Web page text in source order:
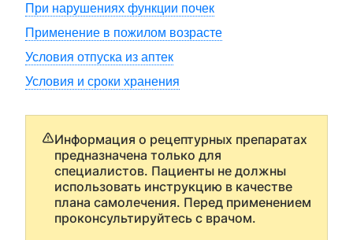
При нарушениях функции почек
Применение в пожилом возрасте
Условия отпуска из аптек
Условия и сроки хранения
Информация о рецептурных препаратах
предназначена только для
специалистов. Пациенты не должны
использовать инструкцию в качестве
плана самолечения. Перед применением
проконсультируйтесь с врачом.